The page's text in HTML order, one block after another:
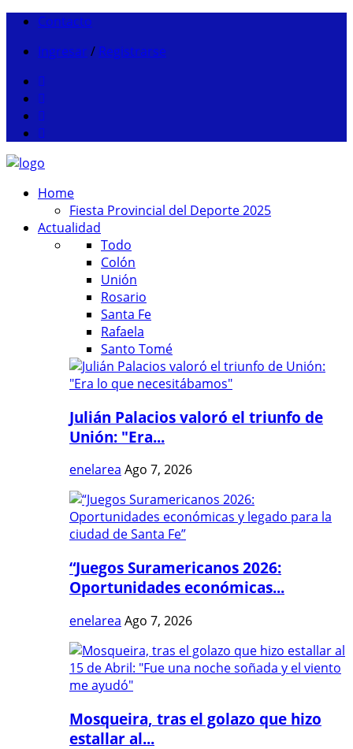
Contacto
Ingresar / Registrarse
Home
Fiesta Provincial del Deporte 2025
Actualidad
Todo
Colón
Unión
Rosario
Santa Fe
Rafaela
Santo Tomé
Julián Palacios valoró el triunfo de
Unión: "Era...
enelarea Ago 7, 2026
“Juegos Suramericanos 2026:
Oportunidades económicas...
enelarea Ago 7, 2026
Mosqueira, tras el golazo que hizo
estallar al...